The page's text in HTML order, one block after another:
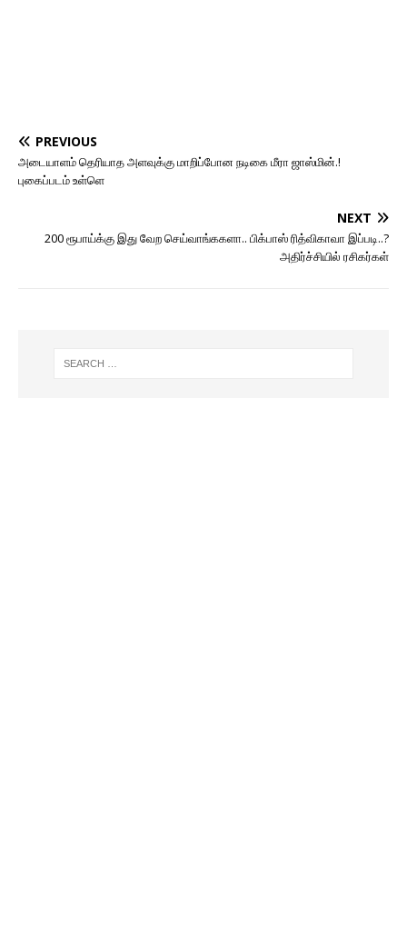
PREVIOUS
அடையாளம் தெரியாத அளவுக்கு மாறிப்போன நடிகை மீரா ஜாஸ்மின்.!
புகைப்படம் உள்ளெ
NEXT
200 ரூபாய்க்கு இது வேற செய்வாங்ககளா.. பிக்பாஸ் ரித்விகாவா இப்படி..?
அதிர்ச்சியில் ரசிகர்கள்